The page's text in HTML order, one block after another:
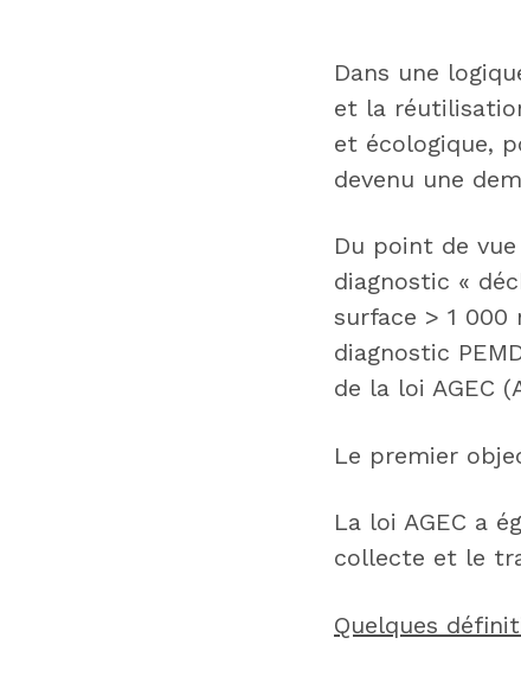
Dans une
et la
et écologique,
devenu une
Du point de
diagnostic «
surface > 1 000
diagnostic
de la loi AGEC
Le premier
La loi AGEC a
collecte et le
Quelques